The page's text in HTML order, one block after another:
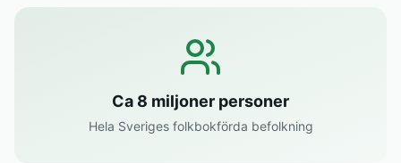
Ca 8 miljoner personer
Hela Sveriges folkbokförda befolkning